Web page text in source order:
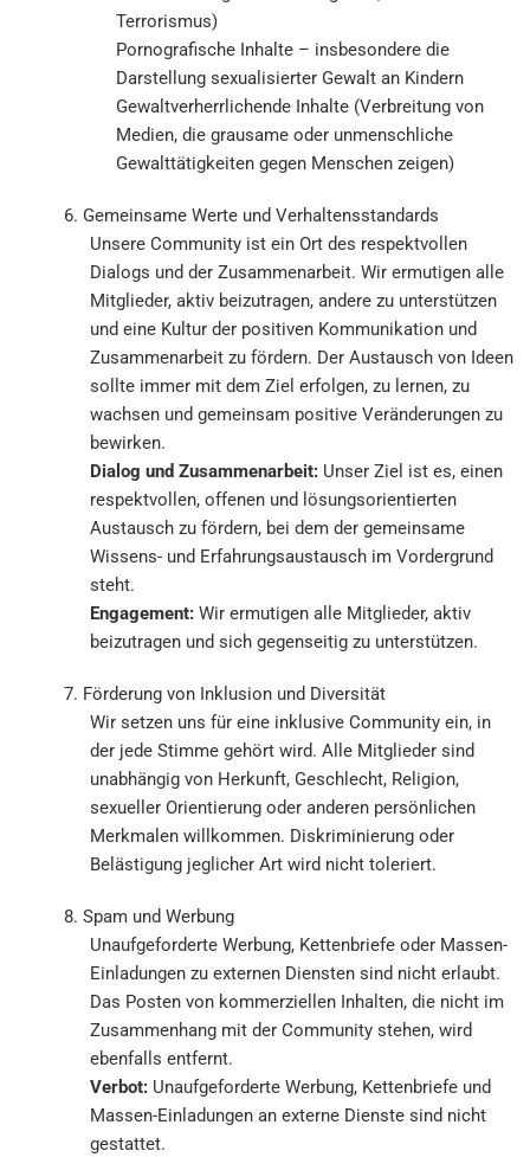
Terrorismus)
Pornografische Inhalte – insbesondere die
Darstellung sexualisierter Gewalt an Kindern
Gewaltverherrlichende Inhalte (Verbreitung von
Medien, die grausame oder unmenschliche
Gewalttätigkeiten gegen Menschen zeigen)
6. Gemeinsame Werte und Verhaltensstandards
Unsere Community ist ein Ort des respektvollen
Dialogs und der Zusammenarbeit. Wir ermutigen alle
Mitglieder, aktiv beizutragen, andere zu unterstützen
und eine Kultur der positiven Kommunikation und
Zusammenarbeit zu fördern. Der Austausch von Ideen
sollte immer mit dem Ziel erfolgen, zu lernen, zu
wachsen und gemeinsam positive Veränderungen zu
bewirken.
Dialog und Zusammenarbeit:Unser Ziel ist es, einen
respektvollen, offenen und lösungsorientierten
Austausch zu fördern, bei dem der gemeinsame
Wissens- und Erfahrungsaustausch im Vordergrund
steht.
Engagement:Wir ermutigen alle Mitglieder, aktiv
beizutragen und sich gegenseitig zu unterstützen.
7. Förderung von Inklusion und Diversität
Wir setzen uns für eine inklusive Community ein, in
der jede Stimme gehört wird. Alle Mitglieder sind
unabhängig von Herkunft, Geschlecht, Religion,
sexueller Orientierung oder anderen persönlichen
Merkmalen willkommen. Diskriminierung oder
Belästigung jeglicher Art wird nicht toleriert.
8. Spam und Werbung
Unaufgeforderte Werbung, Kettenbriefe oder Massen-
Einladungen zu externen Diensten sind nicht erlaubt.
Das Posten von kommerziellen Inhalten, die nicht im
Zusammenhang mit der Community stehen, wird
ebenfalls entfernt.
Verbot:Unaufgeforderte Werbung, Kettenbriefe und
Massen-Einladungen an externe Dienste sind nicht
gestattet.